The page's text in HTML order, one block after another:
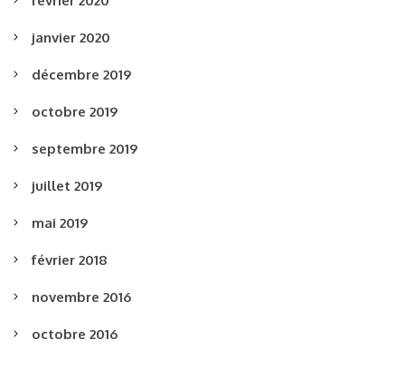
janvier 2020
décembre 2019
octobre 2019
septembre 2019
juillet 2019
mai 2019
février 2018
novembre 2016
octobre 2016